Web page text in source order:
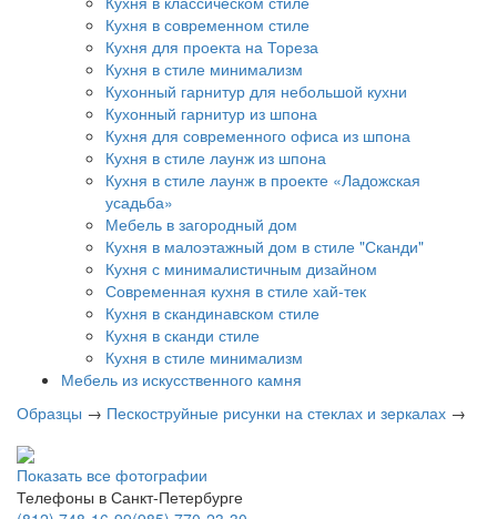
Кухня в современном стиле
Кухня для проекта на Тореза
Кухня в стиле минимализм
Кухонный гарнитур для небольшой кухни
Кухонный гарнитур из шпона
Кухня для современного офиса из шпона
Кухня в стиле лаунж из шпона
Кухня в стиле лаунж в проекте «Ладожская
усадьба»
Мебель в загородный дом
Кухня в малоэтажный дом в стиле "Сканди"
Кухня с минималистичным дизайном
Современная кухня в стиле хай-тек
Кухня в скандинавском стиле
Кухня в сканди стиле
Кухня в стиле минимализм
Мебель из искусственного камня
Образцы → Пескоструйные рисунки на стеклах и зеркалах →
Показать все фотографии
Телефоны в Санкт-Петербурге